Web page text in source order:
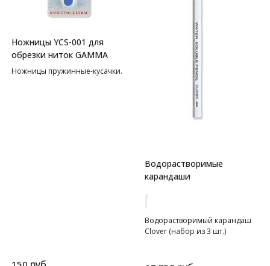
Ножницы YCS-001 для
обрезки ниток GAMMA
Ножницы пружинные-кусачки.
Водорастворимые
карандаши
Водорастворимый карандаш
Clover (набор из 3 шт.)